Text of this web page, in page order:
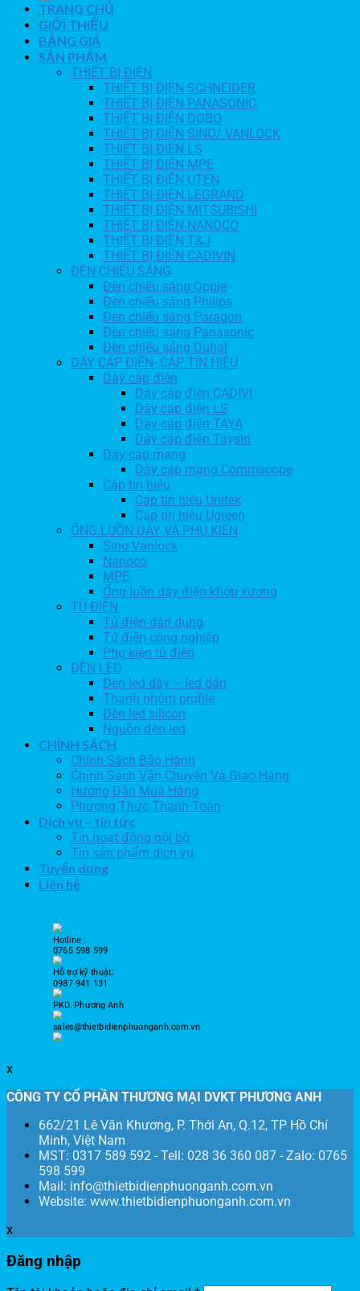
TRANG CHỦ
GIỚI THIỆU
BẢNG GIÁ
SẢN PHẨM
THIẾT BỊ ĐIỆN
THIẾT BỊ ĐIỆN SCHNEIDER
THIẾT BỊ ĐIỆN PANASONIC
THIẾT BỊ ĐIỆN DOBO
THIẾT BỊ ĐIỆN SINO/ VANLOCK
THIẾT BỊ ĐIỆN LS
THIẾT BỊ ĐIỆN MPE
THIẾT BỊ ĐIỆN UTEN
THIẾT BỊ ĐIỆN LEGRAND
THIẾT BỊ ĐIỆN MITSUBISHI
THIẾT BỊ ĐIỆN NANOCO
THIẾT BỊ ĐIỆN T&J
THIẾT BỊ ĐIỆN CADIVIN
ĐÈN CHIẾU SÁNG
Đèn chiếu sáng Opple
Đèn chiếu sáng Philips
Đèn chiếu sáng Paragon
Đèn chiếu sáng Panasonic
Đèn chiếu sáng Duhal
DÂY CÁP ĐIỆN- CÁP TÍN HIỆU
Dây cáp điện
Dây cáp điện CADIVI
Dây cáp điện LS
Dây cáp điện TAYA
Dây cáp điện Taysin
Dây cáp mạng
Dây cáp mạng Commscope
Cáp tín hiệu
Cáp tín hiệu Unitek
Cáp tín hiệu Ugreen
ỐNG LUỒN DÂY VÀ PHỤ KIỆN
Sino Vanlock
Nanoco
MPE
Ống luồn dây điện khớp xương
TỦ ĐIỆN
Tủ điện dân dụng
Tủ điện công nghiệp
Phụ kiện tủ điện
ĐÈN LED
Đèn led dây – led dán
Thanh nhôm profile
Đèn led silicon
Nguồn đèn led
CHÍNH SÁCH
Chính Sách Bảo Hành
Chính Sách Vận Chuyển Và Giao Hàng
Hướng Dẫn Mua Hàng
Phương Thức Thanh Toán
Dịch vụ – tin tức
Tin hoạt động nội bộ
Tin sản phẩm dịch vụ
Tuyển dụng
Liên hệ
Hotline :
0765 598 599
Hỗ trợ kỹ thuật:
0987 941 131
PKD. Phương Anh
sales@thietbidienphuonganh.com.vn
x
CÔNG TY CỔ PHẦN THƯƠNG MẠI DVKT PHƯƠNG ANH
662/21 Lê Văn Khương, P. Thới An, Q.12, TP Hồ Chí
Minh, Việt Nam
MST: 0317 589 592 - Tell: 028 36 360 087 - Zalo: 0765
598 599
Mail: info@thietbidienphuonganh.com.vn
Website: www.thietbidienphuonganh.com.vn
x
Đăng nhập